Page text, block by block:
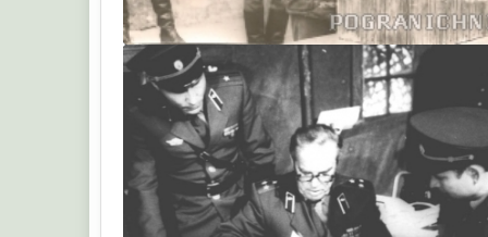
Володя Анисимов